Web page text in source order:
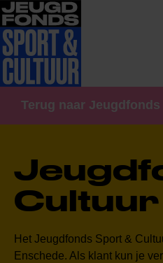
Terug naar Jeugdfonds
Het Jeugdfonds Sport &
Enschede. Als klant kun je